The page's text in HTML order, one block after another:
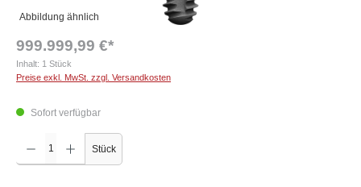
Abbildung ähnlich
999.999,99 €*
Inhalt: 1 Stück
Preise exkl. MwSt. zzgl. Versandkosten
Sofort verfügbar
Produkt Anzahl: Gib den gewünschten Wert ein oder benutze die Schaltflächen um die
Stück